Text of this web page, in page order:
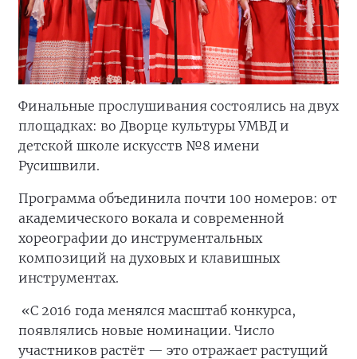
Финальные прослушивания состоялись на двух
площадках: во Дворце культуры УМВД и
детской школе искусств №8 имени
Русишвили.
Программа объединила почти 100 номеров: от
академического вокала и современной
хореографии до инструментальных
композиций на духовых и клавишных
инструментах.
«С 2016 года менялся масштаб конкурса,
появлялись новые номинации. Число
участников растёт — это отражает растущий